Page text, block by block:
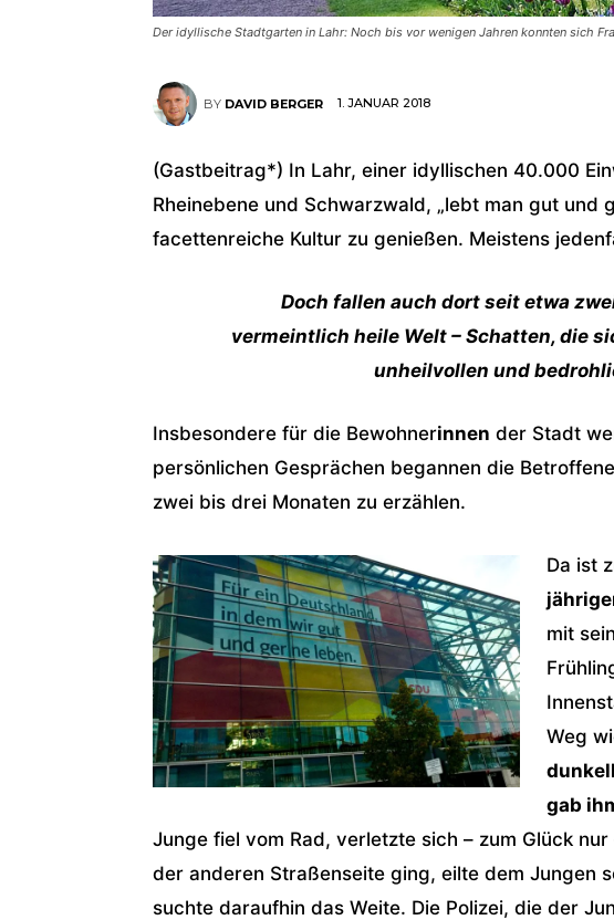
Der idyllische Stadtgarten in Lahr: Noch bis vor wenigen Jahren konnten sich
BY DAVID BERGER 1. JANUAR 2018
(Gastbeitrag*) In Lahr, einer idyllischen 40.000
Rheinebene und Schwarzwald, „lebt man gut und
facettenreiche Kultur zu genießen. Meistens
Doch fallen auch dort seit etwa
vermeintlich heile Welt – Schatten, die
unheilvollen und
Insbesondere für die Bewohnerinnen der Stadt
persönlichen Gesprächen begannen die
zwei bis drei Monaten zu erzählen.
Da ist
mit
Weg
gab
Junge fiel vom Rad, verletzte sich – zum Glück
der anderen Straßenseite ging, eilte dem Jungen
suchte daraufhin das Weite. Die Polizei, die der